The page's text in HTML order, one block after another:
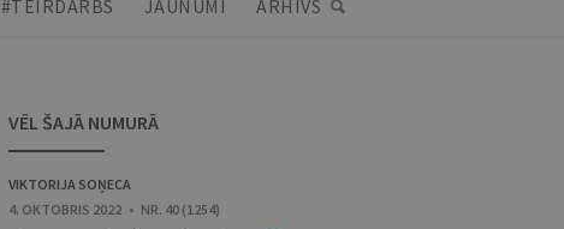
#TEIRDARBS JAUNUMI ARHĪVS
VĒL ŠAJĀ NUMURĀ
VIKTORIJA SOŅECA
4. OKTOBRIS 2022 • NR. 40 (1254)